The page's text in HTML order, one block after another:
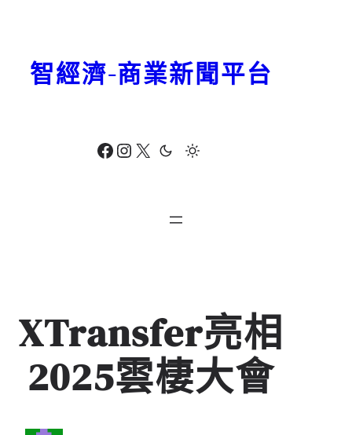
Facebook Instagram X
智經濟-商業新聞平台
XTransfer亮相
2025雲棲大會